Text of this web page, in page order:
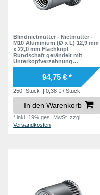
25,0 mm
26,0 mm
27,5 mm
30,8 mm
Blindnietmutter - Nietmutter -
M10 Aluminium (Ø x L) 12,9 mm
x 22,0 mm Flachkopf
Rundschaft gerändelt mit
Unterkopfverzahnung
Schaftende offen Einziehmutter
Einnietmuttern - GO-NUT
94,75 € *
250 Stück | 0,38 € / Stück
In den Warenkorb
*inkl. 19% ges. MwSt. zzgl.
Versandkosten